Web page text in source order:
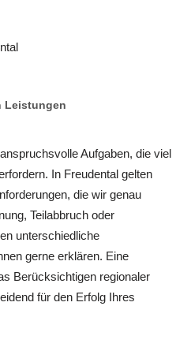
Leistungen
Aufgaben, die viel
In Freudental gelten
die wir genau
Teilabbruch oder
unterschiedliche
gerne erklären. Eine
Berücksichtigen regionaler
für den Erfolg Ihres